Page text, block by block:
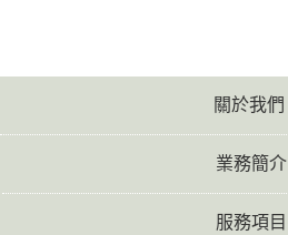
關於我們
業務簡介
服務項目